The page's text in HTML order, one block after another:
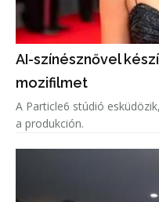
AI-színésznővel
mozifilmet
A Particle6 stúdió
a produkción.